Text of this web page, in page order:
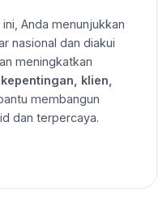
Anda menunjukkan
nasional dan diakui
meningkatkan
klien,
membangun
dan terpercaya.